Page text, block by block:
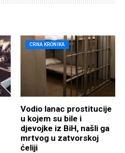
CRNA KRONIKA
Vodio lanac prostitucije
u kojem su bile i
djevojke iz BiH, našli ga
mrtvog u zatvorskoj
ćeliji